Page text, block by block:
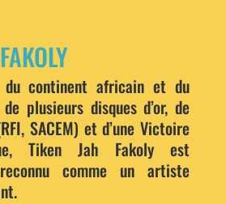
du continent africain et du
plusieurs disques d’or, de
SACEM) et d’une Victoire
Tiken Jah Fakoly est
comme un artiste